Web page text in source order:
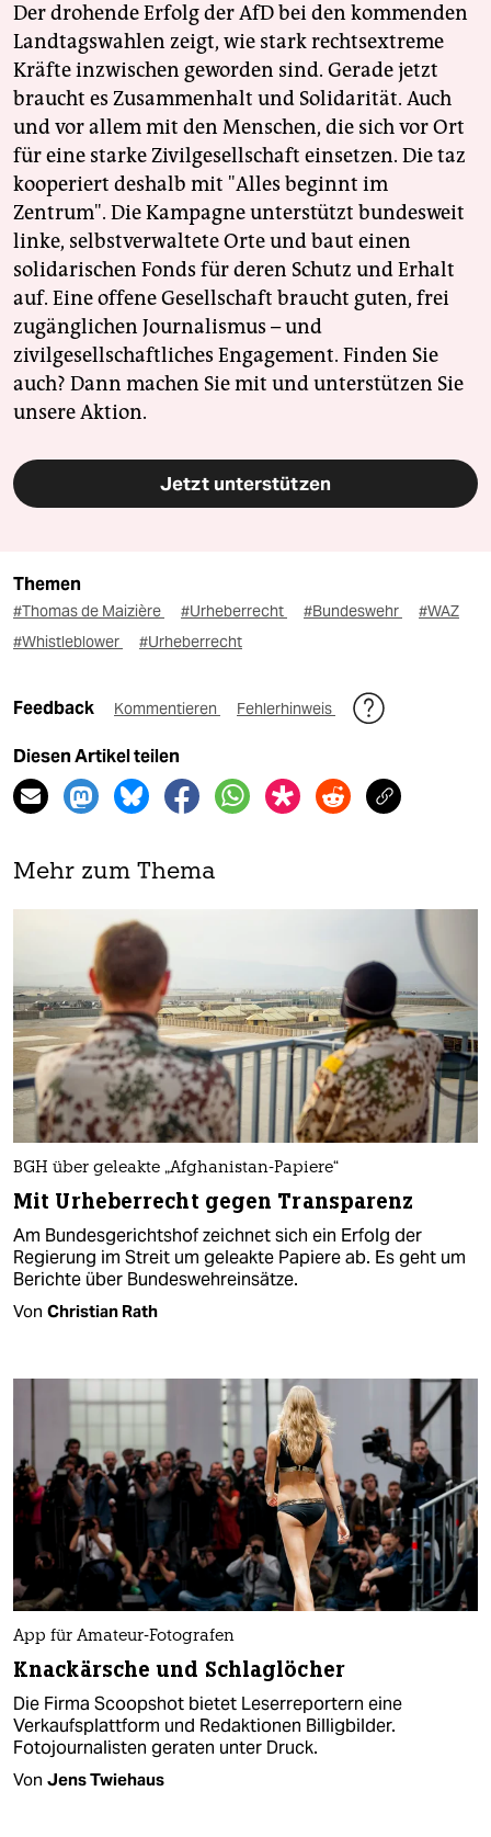
Der drohende Erfolg der AfD bei den kommenden
Landtagswahlen zeigt, wie stark rechtsextreme
Kräfte inzwischen geworden sind. Gerade jetzt
braucht es Zusammenhalt und Solidarität. Auch
und vor allem mit den Menschen, die sich vor Ort
für eine starke Zivilgesellschaft einsetzen. Die taz
kooperiert deshalb mit "Alles beginnt im
Zentrum". Die Kampagne unterstützt bundesweit
linke, selbstverwaltete Orte und baut einen
solidarischen Fonds für deren Schutz und Erhalt
auf. Eine offene Gesellschaft braucht guten, frei
zugänglichen Journalismus – und
zivilgesellschaftliches Engagement. Finden Sie
auch? Dann machen Sie mit und unterstützen Sie
unsere Aktion.
Jetzt unterstützen
Themen
#Thomas de Maizière #Urheberrecht #Bundeswehr
#WAZ
#Whistleblower
#Urheberrecht
Feedback Kommentieren Fehlerhinweis
Diesen Artikel teilen
Mehr zum Thema
BGH über geleakte „Afghanistan-Papiere“
Mit Urheberrecht gegen Transparenz
Am Bundesgerichtshof zeichnet sich ein Erfolg der
Regierung im Streit um geleakte Papiere ab. Es geht um
Berichte über Bundeswehreinsätze.
Von Christian Rath
App für Amateur-Fotografen
Knackärsche und Schlaglöcher
Die Firma Scoopshot bietet Leserreportern eine
Verkaufsplattform und Redaktionen Billigbilder.
Fotojournalisten geraten unter Druck.
Von Jens Twiehaus